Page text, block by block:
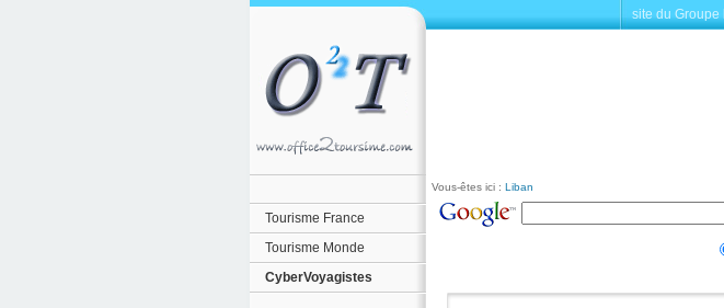
site du Groupe
Tourisme France
Tourisme Monde
CyberVoyagistes
Vous-êtes ici : Liban